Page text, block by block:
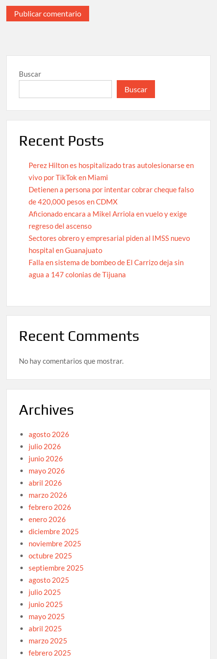
Buscar
Buscar
Recent Posts
Perez Hilton es hospitalizado tras autolesionarse en
vivo por TikTok en Miami
Detienen a persona por intentar cobrar cheque falso
de 420,000 pesos en CDMX
Aficionado encara a Mikel Arriola en vuelo y exige
regreso del ascenso
Sectores obrero y empresarial piden al IMSS nuevo
hospital en Guanajuato
Falla en sistema de bombeo de El Carrizo deja sin
agua a 147 colonias de Tijuana
Recent Comments
No hay comentarios que mostrar.
Archives
agosto 2026
julio 2026
junio 2026
mayo 2026
abril 2026
marzo 2026
febrero 2026
enero 2026
diciembre 2025
noviembre 2025
octubre 2025
septiembre 2025
agosto 2025
julio 2025
junio 2025
mayo 2025
abril 2025
marzo 2025
febrero 2025